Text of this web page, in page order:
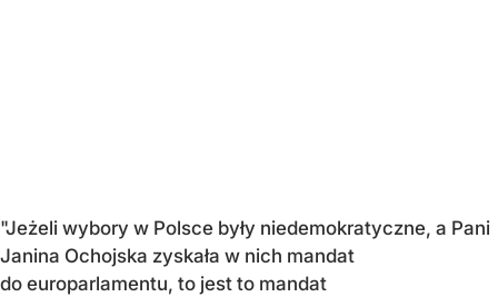
"Jeżeli wybory w Polsce były niedemokratyczne, a Pani
Janina Ochojska zyskała w nich mandat
do europarlamentu, to jest to mandat